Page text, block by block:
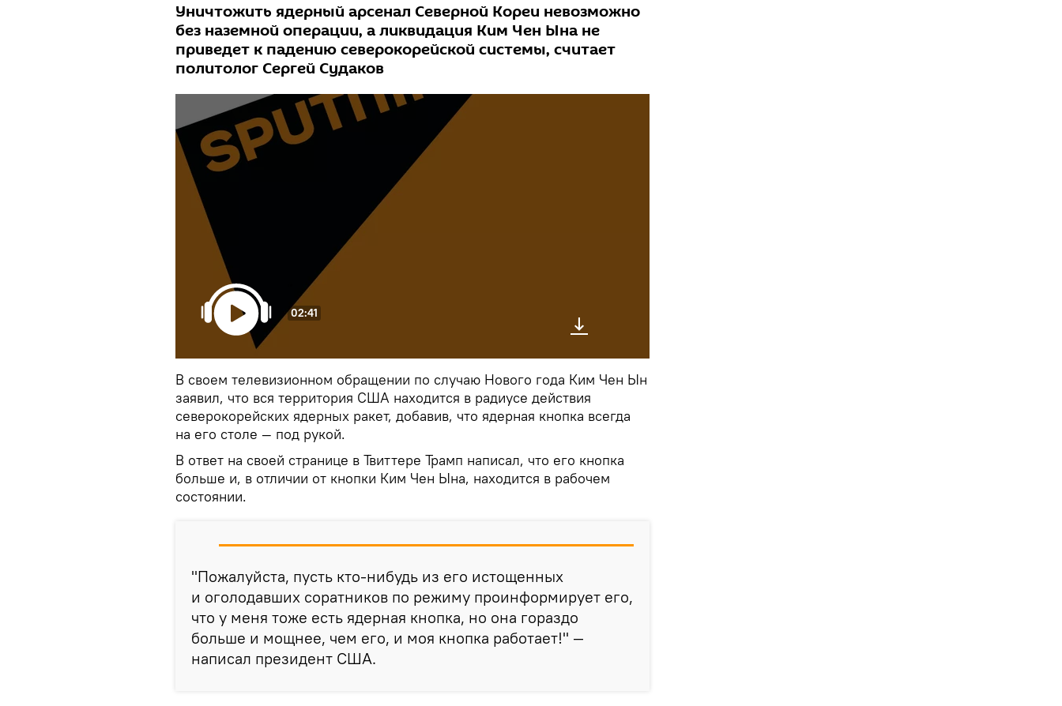
Уничтожить ядерный арсенал Северной Кореи невозможно
без наземной операции, а ликвидация Ким Чен Ына не
приведет к падению северокорейской системы, считает
политолог Сергей Судаков
02:41
В своем телевизионном обращении по случаю Нового года Ким Чен Ын
заявил, что вся территория США находится в радиусе действия
северокорейских ядерных ракет, добавив, что ядерная кнопка всегда
на его столе — под рукой.
В ответ на своей странице в Твиттере Трамп написал, что его кнопка
больше и, в отличии от кнопки Ким Чен Ына, находится в рабочем
состоянии.
"Пожалуйста, пусть кто-нибудь из его истощенных
и оголодавших соратников по режиму проинформирует его,
что у меня тоже есть ядерная кнопка, но она гораздо
больше и мощнее, чем его, и моя кнопка работает!" —
написал президент США.